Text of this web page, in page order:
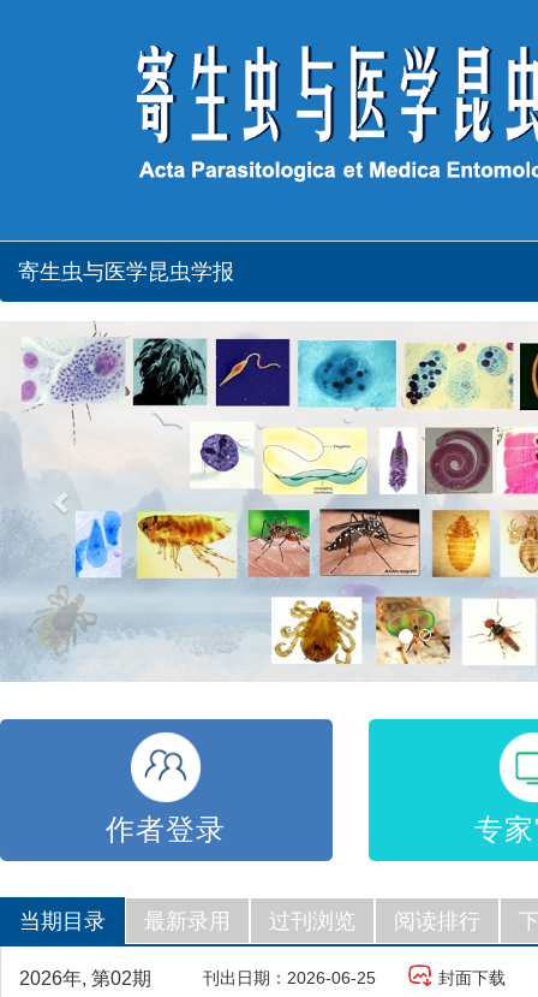
寄生虫与医学昆虫学报
Previous
作者登录 专
当期目录 最新录用 过刊浏览 阅读排行
2026年, 第02期 刊出日期：2026-06-25 封面下载